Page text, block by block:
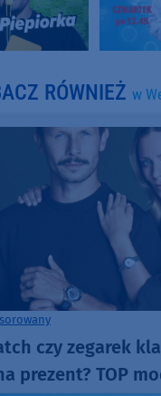
RÓWNIEŻ w
czy zegarek
prezent? TOP